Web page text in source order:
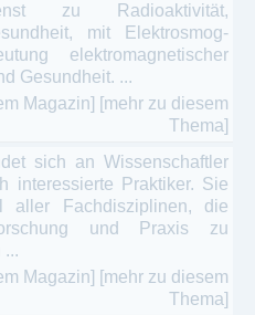
zu Radioaktivität,
mit Elektrosmog-
elektromagnetischer
Gesundheit. ...
Magazin] [mehr zu diesem
Thema]
sich an Wissenschaftler
interessierte Praktiker. Sie
aller Fachdisziplinen, die
und Praxis zu
...
Magazin] [mehr zu diesem
Thema]